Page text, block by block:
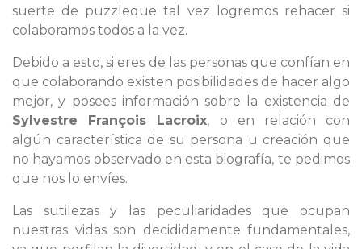
suerte de puzzleque tal vez logremos rehacer si
colaboramos todos a la vez.
Debido a esto, si eres de las personas que confían en
que colaborando existen posibilidades de hacer algo
mejor, y posees información sobre la existencia de
Sylvestre François Lacroix, o en relación con
algún característica de su persona u creación que
no hayamos observado en esta biografía, te pedimos
que nos lo envíes.
Las sutilezas y las peculiaridades que ocupan
nuestras vidas son decididamente fundamentales,